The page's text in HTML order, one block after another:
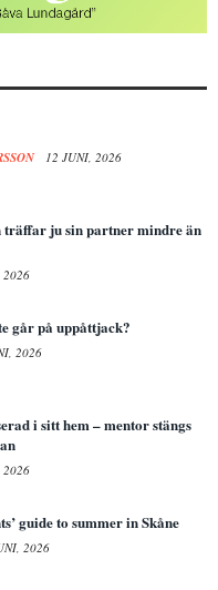
12 JUNI, 2026
träffar ju sin partner mindre än
2026
går på uppåttjack?
2026
i sitt hem – mentor stängs
2026
guide to summer in Skåne
2026